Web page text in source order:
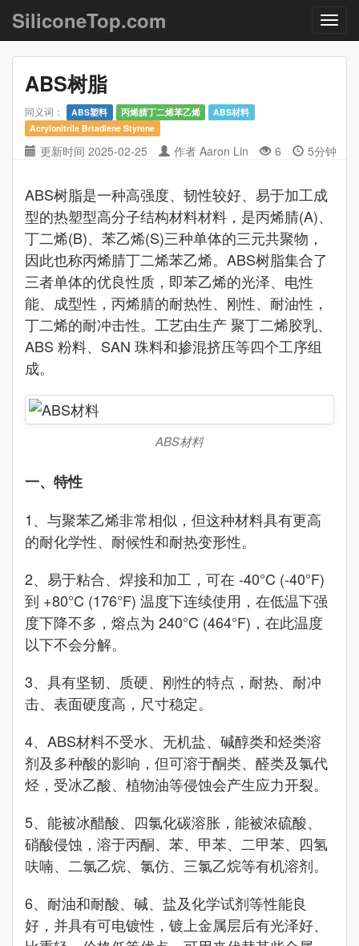
SiliconeTop.com
ABS树脂
同义词： ABS塑料 丙烯腈丁二烯苯乙烯
ABS材料
Acrylonitrile Brtadiene Styrene
更新时间 2025-02-25 作者 Aaron Lin 6 5分钟
ABS树脂是一种高强度、韧性较好、易于加工成
型的热塑型高分子结构材料材料，是丙烯腈(A)、
丁二烯(B)、苯乙烯(S)三种单体的三元共聚物，
因此也称丙烯腈丁二烯苯乙烯。ABS树脂集合了
三者单体的优良性质，即苯乙烯的光泽、电性
能、成型性，丙烯腈的耐热性、刚性、耐油性，
丁二烯的耐冲击性。工艺由生产 聚丁二烯胶乳、
ABS 粉料、SAN 珠料和掺混挤压等四个工序组
成。
ABS材料
一、特性
1、与聚苯乙烯非常相似，但这种材料具有更高
的耐化学性、耐候性和耐热变形性。
2、易于粘合、焊接和加工，可在 -40°C (-40°F)
到 +80°C (176°F) 温度下连续使用，在低温下强
度下降不多，熔点为 240°C (464°F)，在此温度
以下不会分解。
3、具有坚韧、质硬、刚性的特点，耐热、耐冲
击、表面硬度高，尺寸稳定。
4、ABS材料不受水、无机盐、碱醇类和烃类溶
剂及多种酸的影响，但可溶于酮类、醛类及氯代
烃，受冰乙酸、植物油等侵蚀会产生应力开裂。
5、能被冰醋酸、四氯化碳溶胀，能被浓硫酸、
硝酸侵蚀，溶于丙酮、苯、甲苯、二甲苯、四氢
呋喃、二氯乙烷、氯仿、三氯乙烷等有机溶剂。
6、耐油和耐酸、碱、盐及化学试剂等性能良
好，并具有可电镀性，镀上金属层后有光泽好、